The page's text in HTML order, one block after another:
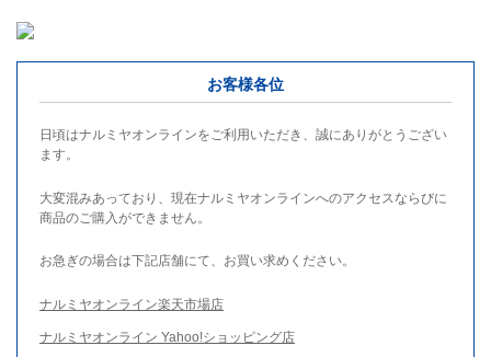
お客様各位
日頃はナルミヤオンラインをご利用いただき、誠にありがとうござい
ます。
大変混みあっており、現在ナルミヤオンラインへのアクセスならびに
商品のご購入ができません。
お急ぎの場合は下記店舗にて、お買い求めください。
ナルミヤオンライン楽天市場店
ナルミヤオンライン Yahoo!ショッピング店